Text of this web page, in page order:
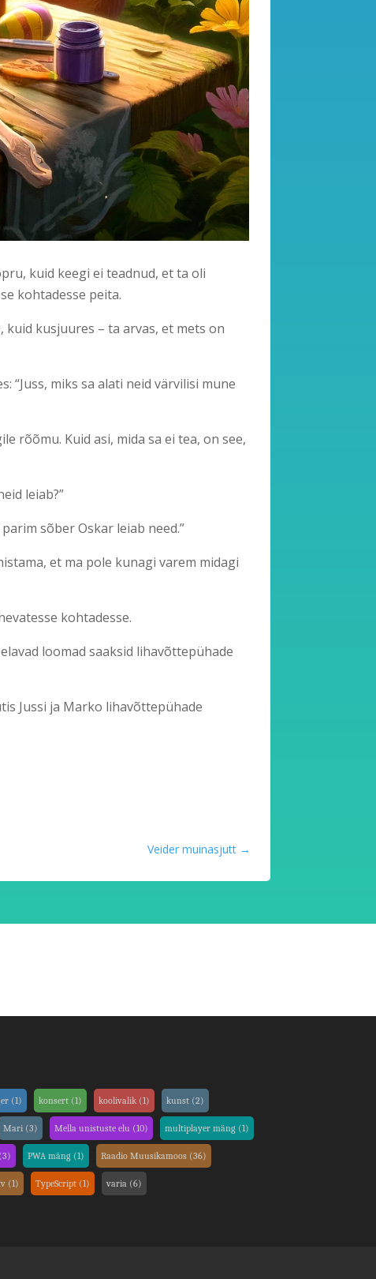
kuid keegi ei teadnud, et ta oli
kohtadesse peita.
kusjuures – ta arvas, et mets on
“Juss, miks sa alati neid värvilisi mune
rõõmu. Kuid asi, mida sa ei tea, on see,
leiab?”
sõber Oskar leiab need.”
et ma pole kunagi varem midagi
kohtadesse.
loomad saaksid lihavõttepühade
Jussi ja Marko lihavõttepühade
Veider muinasjutt→
(1) konsert (1) koolivalik (1) kunst (2)
Mari (3) Mella unistuste elu (10) multiplayer mäng (1)
(3) PWA mäng (1) Raadio Muusikamoos (36)
(1) TypeScript (1) varia (6)